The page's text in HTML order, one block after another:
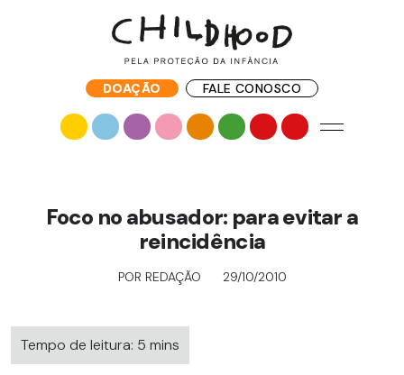
DOAÇÃO FALE CONOSCO
Foco no abusador: para evitar a
reincidência
POR REDAÇÃO 29/10/2010
Tempo de leitura: 5 mins